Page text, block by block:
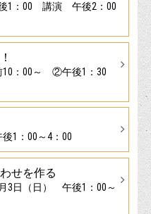
1：00 講演 午後2：00
：00～ ②午後1：30
1：00～4：00
せを作る
3日（日） 午後1：00～